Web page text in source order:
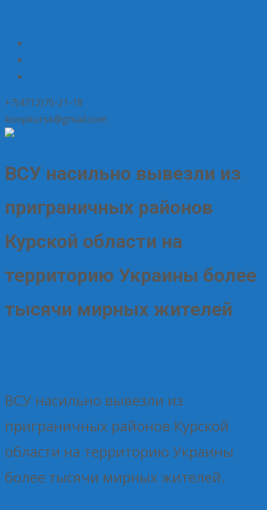
+7(4712)70-21-18
koopkursk@gmail.com
ВСУ насильно вывезли из
приграничных районов
Курской области на
территорию Украины более
тысячи мирных жителей
ВСУ насильно вывезли из
приграничных районов Курской
области на территорию Украины
более тысячи мирных жителей.